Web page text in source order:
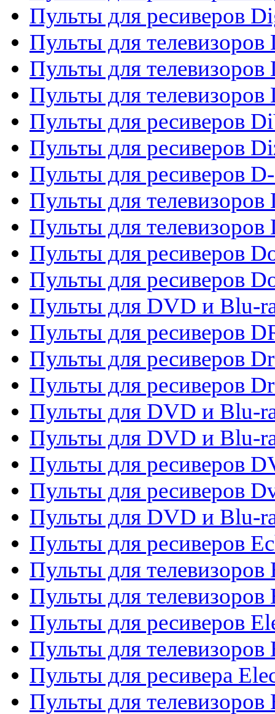
Пульты для ресиверов
Пульты для
Пульты для
Пульты для телевизоров
Пульты для ресиверов
Пульты для ресиверов
Пульты для ресиверов
Пульты для телевизоров
Пульты для
Пульты для ресиверов
Пульты для ресиверов
Пульты для DVD и Blu-
Пульты для ресиверов
Пульты для ресиверов
Пульты для ресиверов
Пульты для DVD и Blu-
Пульты для DVD и Blu-
Пульты для ресиверов
Пульты для ресиверов
Пульты для DVD и Blu-
Пульты для ресиверов
Пульты для телевизоров
Пульты для телевизоров
Пульты для ресиверов
Пульты для телевизоров
Пульты для ресивера
Пульты для телевизоров